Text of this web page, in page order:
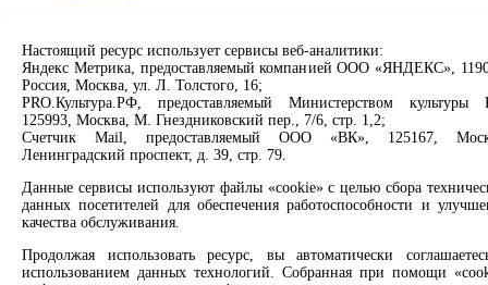
Продлить книгу
Спроси библиотекаря
Спроси краеведа
Оцените качество услуг
Направить обращение директору
Соцсети
Вконтакте
Одноклассники
Max
Настоящий ресурс использует сервисы веб-аналитики:
Яндекс Метрика, предоставляемый компанией ООО «ЯНДЕКС»,
Россия, Москва, ул. Л. Толстого, 16;
PRO.Культура.РФ, предоставляемый Министерством культуры
125993, Москва, М. Гнездниковский пер., 7/6, стр. 1,2;
Счетчик Mail, предоставляемый ООО «ВК», 125167,
Ленинградский проспект, д. 39, стр. 79.
Данные сервисы используют файлы «cookie» с целью сбора
данных посетителей для обеспечения работоспособности и
качества обслуживания.
Продолжая использовать ресурс, вы автоматически
использованием данных технологий. Собранная при помощи